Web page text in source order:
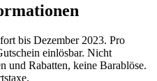
bis Dezember 2023. Pro
einlösbar. Nicht
und Rabatten, keine Barablöse.